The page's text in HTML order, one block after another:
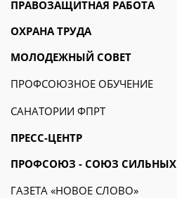
ПРАВОЗАЩИТНАЯ РАБОТА
ОХРАНА ТРУДА
МОЛОДЕЖНЫЙ СОВЕТ
ПРОФСОЮЗНОЕ ОБУЧЕНИЕ
САНАТОРИИ ФПРТ
ПРЕСС-ЦЕНТР
ПРОФСОЮЗ - СОЮЗ СИЛЬНЫХ
ГАЗЕТА «НОВОЕ СЛОВО»